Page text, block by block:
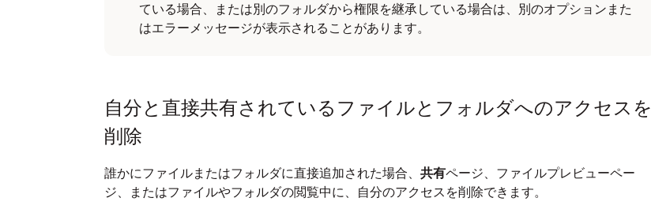
ている場合、または別のフォルダから権限を継承している場合は、別のオプションまた
はエラーメッセージが表示されることがあります。
自分と直接共有されているファイルとフォルダへのアクセスを
削除
誰かにファイルまたはフォルダに直接追加された場合、 共有ページ、ファイルプレビューペー
ジ、またはファイルやフォルダの閲覧中に、自分のアクセスを削除できます。